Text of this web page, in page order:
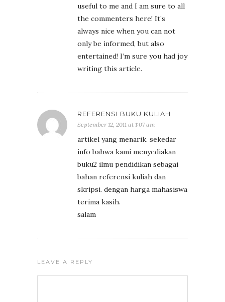
useful to me and I am sure to all
the commenters here! It’s
always nice when you can not
only be informed, but also
entertained! I’m sure you had joy
writing this article.
REFERENSI BUKU KULIAH
September 12, 2011 at 1:07 am
artikel yang menarik. sekedar
info bahwa kami menyediakan
buku2 ilmu pendidikan sebagai
bahan referensi kuliah dan
skripsi. dengan harga mahasiswa
terima kasih.
salam
LEAVE A REPLY